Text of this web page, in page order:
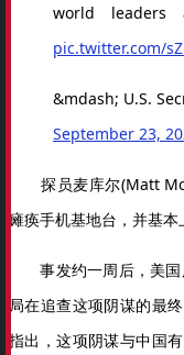
world leaders
pic.twitter.com/
&mdash; U.S.
September 23,
探员麦库尔(Matt
瘫痪手机基地台，并基
事发约一周后，美国
局在追查这项阴谋的最
指出，这项阴谋与中国